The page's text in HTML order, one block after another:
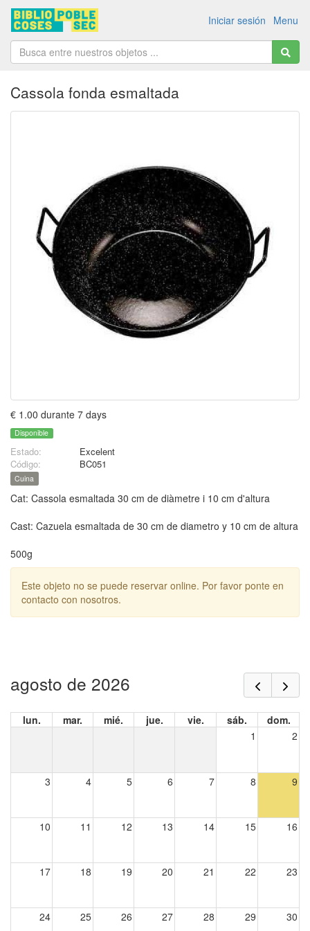
Menu
Iniciar sesión
Cassola fonda esmaltada
€ 1.00 durante 7 days
Disponible
Estado:
Excelent
Código:
BC051
Cuina
Cat: Cassola esmaltada 30 cm de diàmetre i 10 cm d'altura
Cast: Cazuela esmaltada de 30 cm de diametro y 10 cm de altura
500g
Este objeto no se puede reservar online. Por favor ponte en
contacto con nosotros.
agosto de 2026
lun. mar. mié. jue. vie. sáb.
dom.
1
2
3 4 5 6 7 8 9
10 11 12 13 14 15 16
17 18 19 20 21 22 23
24 25 26 27 28 29 30